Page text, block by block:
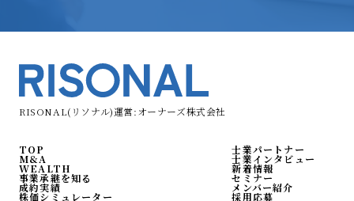
RISONAL(リソナル)運営:オーナーズ株式会社
TOP
M&A
WEALTH
事業承継を知る
成約実績
株価シミュレーター
士業パートナー
士業インタビュー
新着情報
セミナー
メンバー紹介
採用応募